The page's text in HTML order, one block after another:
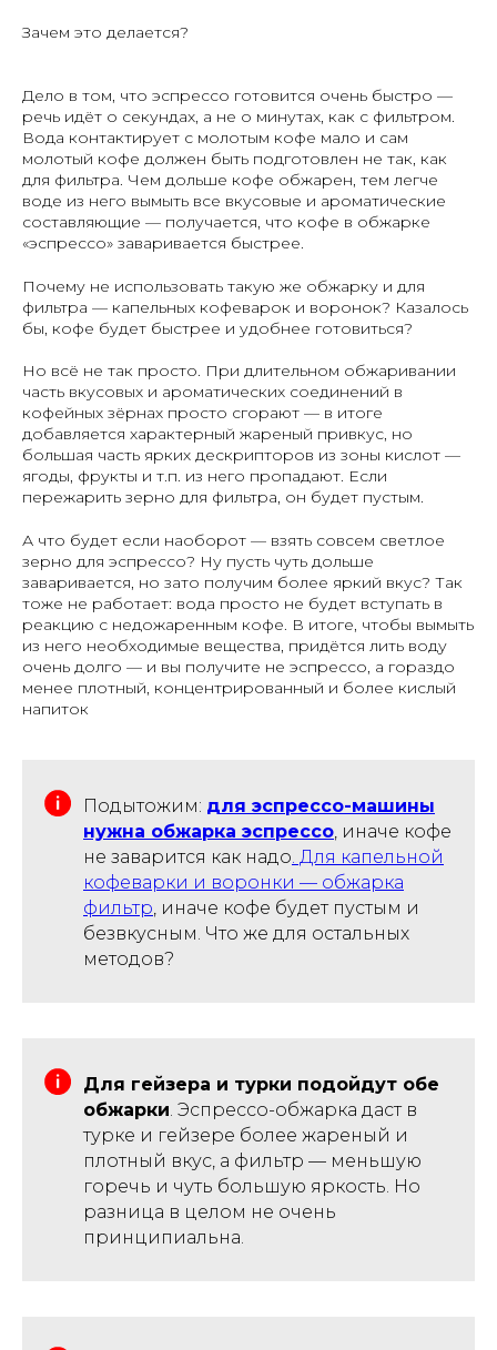
Зачем это делается?
Дело в том, что эспрессо готовится очень быстро —
речь идёт о секундах, а не о минутах, как с фильтром.
Вода контактирует с молотым кофе мало и сам
молотый кофе должен быть подготовлен не так, как
для фильтра. Чем дольше кофе обжарен, тем легче
воде из него вымыть все вкусовые и ароматические
составляющие — получается, что кофе в обжарке
«эспрессо» заваривается быстрее.
Почему не использовать такую же обжарку и для
фильтра — капельных кофеварок и воронок? Казалось
бы, кофе будет быстрее и удобнее готовиться?
Но всё не так просто. При длительном обжаривании
часть вкусовых и ароматических соединений в
кофейных зёрнах просто сгорают — в итоге
добавляется характерный жареный привкус, но
большая часть ярких дескрипторов из зоны кислот —
ягоды, фрукты и т.п. из него пропадают. Если
пережарить зерно для фильтра, он будет пустым.
А что будет если наоборот — взять совсем светлое
зерно для эспрессо? Ну пусть чуть дольше
заваривается, но зато получим более яркий вкус? Так
тоже не работает: вода просто не будет вступать в
реакцию с недожаренным кофе. В итоге, чтобы вымыть
из него необходимые вещества, придётся лить воду
очень долго — и вы получите не эспрессо, а гораздо
менее плотный, концентрированный и более кислый
напиток
Подытожим: для эспрессо-машины
нужна обжарка эспрессо, иначе кофе
не заварится как надо. Для капельной
кофеварки и воронки — обжарка
фильтр, иначе кофе будет пустым и
безвкусным. Что же для остальных
методов?
Для гейзера и турки подойдут обе
обжарки. Эспрессо-обжарка даст в
турке и гейзере более жареный и
плотный вкус, а фильтр — меньшую
горечь и чуть большую яркость. Но
разница в целом не очень
принципиальна.